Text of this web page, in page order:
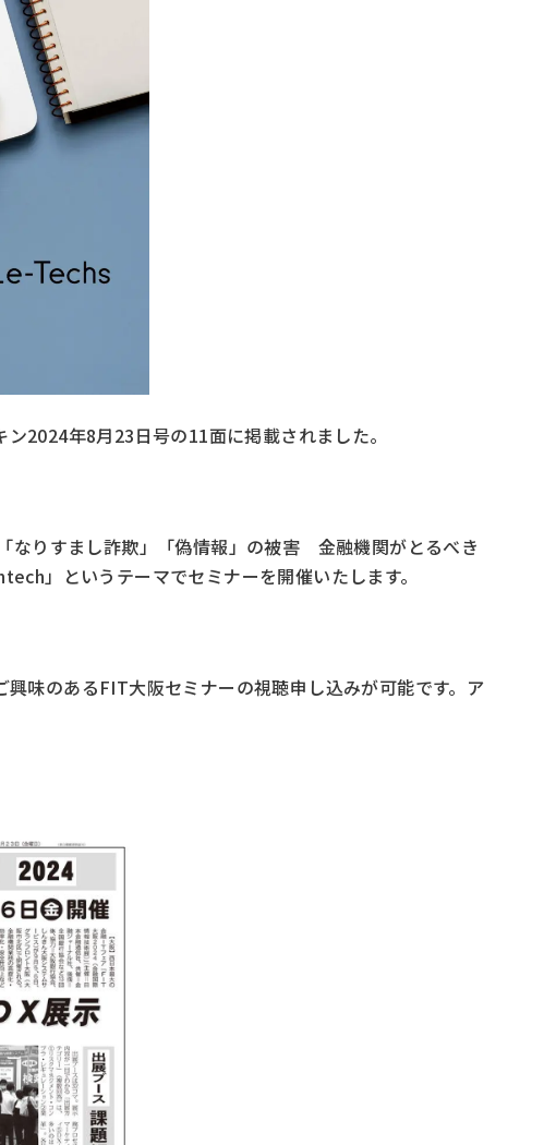
2024年8月23日号の11面に掲載されました。
なりすまし詐欺」「偽情報」の被害 金融機関がとるべき
」というテーマでセミナーを開催いたします。
興味のあるFIT大阪セミナーの視聴申し込みが可能です。ア